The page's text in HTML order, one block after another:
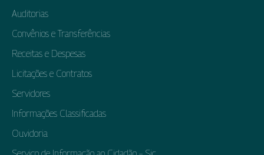
Auditorias
Convênios e Transferências
Receitas e Despesas
Licitações e Contratos
Servidores
Informações Classificadas
Ouvidoria